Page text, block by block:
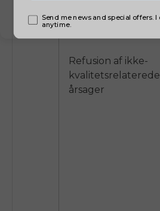
Refusion af ikke-
kvalitetsrelaterede
årsager